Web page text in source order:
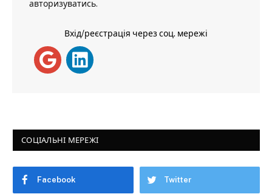
авторизуватись.
Вхід/реєстрація через соц. мережі
СОЦІАЛЬНІ МЕРЕЖІ
Facebook Twitter